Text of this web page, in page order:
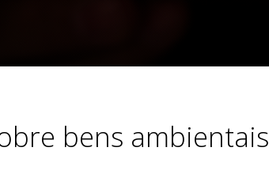
bens ambientais